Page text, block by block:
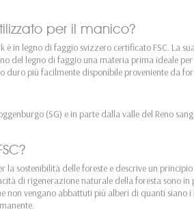
per il manico?
in legno di faggio svizzero certificato FSC. La
del legno di faggio una materia prima ideale
più facilmente disponibile proveniente da
(SG) e in parte dalla valle del Reno
la sostenibilità delle foreste e descrive un
di rigenerazione naturale della foresta sono in
non vengano abbattuti più alberi di quanti siano